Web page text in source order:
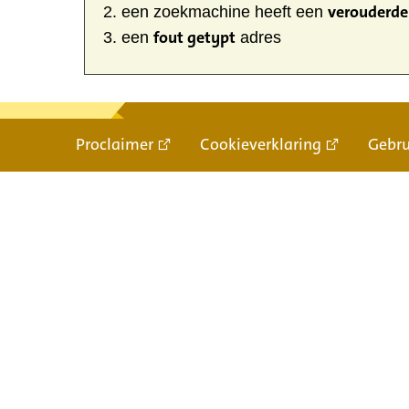
een zoekmachine heeft een
een fout getypt adres
Proclaimer Cookieverklaring